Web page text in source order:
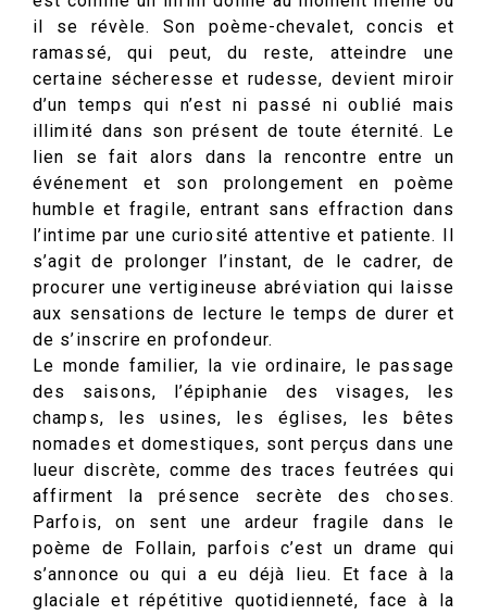
il se révèle. Son poème-chevalet, concis et
ramassé, qui peut, du reste, atteindre une
certaine sécheresse et rudesse, devient miroir
d’un temps qui n’est ni passé ni oublié mais
illimité dans son présent de toute éternité. Le
lien se fait alors dans la rencontre entre un
événement et son prolongement en poème
humble et fragile, entrant sans effraction dans
l’intime par une curiosité attentive et patiente. Il
s’agit de prolonger l’instant, de le cadrer, de
procurer une vertigineuse abréviation qui laisse
aux sensations de lecture le temps de durer et
de s’inscrire en profondeur.
Le monde familier, la vie ordinaire, le passage
des saisons, l’épiphanie des visages, les
champs, les usines, les églises, les bêtes
nomades et domestiques, sont perçus dans une
lueur discrète, comme des traces feutrées qui
affirment la présence secrète des choses.
Parfois, on sent une ardeur fragile dans le
poème de Follain, parfois c’est un drame qui
s’annonce ou qui a eu déjà lieu. Et face à la
glaciale et répétitive quotidienneté, face à la